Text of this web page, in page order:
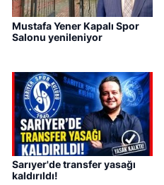
Mustafa Yener Kapalı Spor
Salonu yenileniyor
Sarıyer'de transfer yasağı
kaldırıldı!